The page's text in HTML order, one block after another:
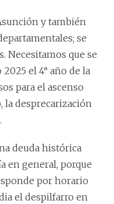
y también
se
Necesitamos que se
el 4° año de la
para el ascenso
la desprecarización
deuda histórica
en general, porque
por horario
el despilfarro en